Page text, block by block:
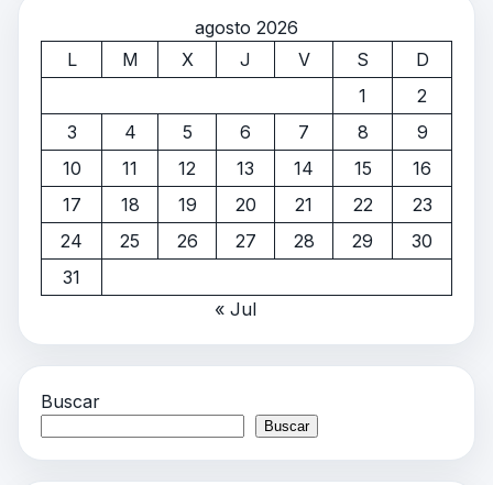
agosto 2026
L
M X J V S
D
1
2
3
4 5 6 7 8
9
10
11 12 13 14 15
16
17
18 19 20 21 22
23
24
25 26 27 28 29
30
31
« Jul
Buscar
Buscar